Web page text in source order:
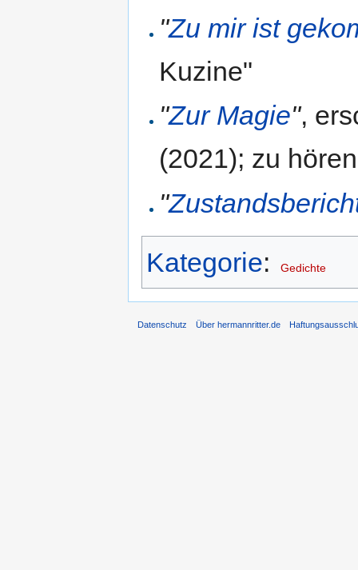
"Zu mir ist
Kuzine"
"Zur Magie",
(2021); zu
"
Kategorie: Gedichte
Datenschutz Über hermannritter.de